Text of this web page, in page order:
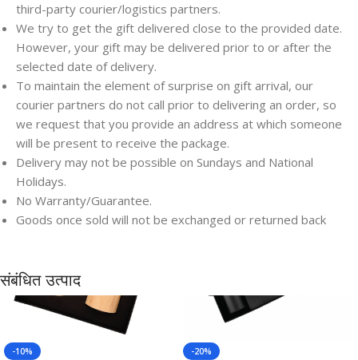
third-party courier/logistics partners.
We try to get the gift delivered close to the provided date.
However, your gift may be delivered prior to or after the
selected date of delivery.
To maintain the element of surprise on gift arrival, our
courier partners do not call prior to delivering an order, so
we request that you provide an address at which someone
will be present to receive the package.
Delivery may not be possible on Sundays and National
Holidays.
No Warranty/Guarantee.
Goods once sold will not be exchanged or returned back
संबंधित उत्पाद
Save
-10% -20%